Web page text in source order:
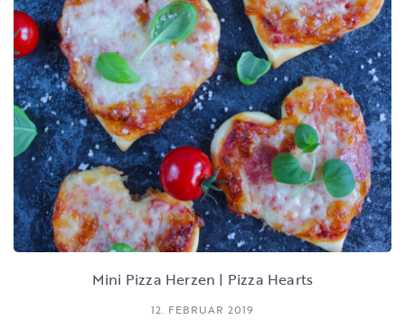
Mini Pizza Herzen | Pizza Hearts
12. FEBRUAR 2019